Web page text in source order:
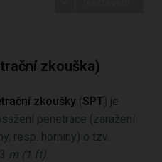
zkouška)
zkoušky ( SPT) je
penetrace (zaražení
resp. horniny) o tzv.
m (1 ft)